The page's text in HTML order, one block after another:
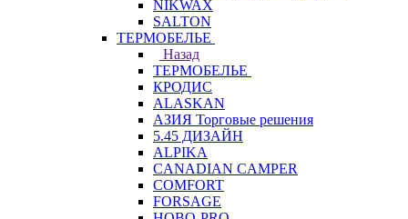
NIKWAX
SALTON
ТЕРМОБЕЛЬЕ
Назад
ТЕРМОБЕЛЬЕ
КРОДИС
ALASKAN
АЗИЯ Торговые решения
5.45 ДИЗАЙН
ALPIKA
CANADIAN CAMPER
COMFORT
FORSAGE